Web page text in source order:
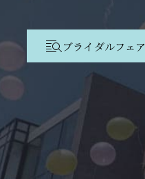
ブライダルフェア